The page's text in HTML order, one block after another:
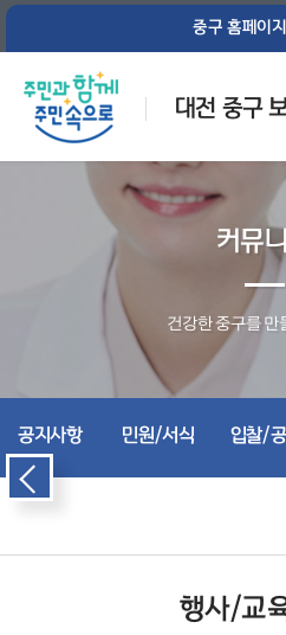
중구 홈페이
대전 중구
커뮤
건강한 중구를 만
공지사항 민원/서식 입찰/
행사/교